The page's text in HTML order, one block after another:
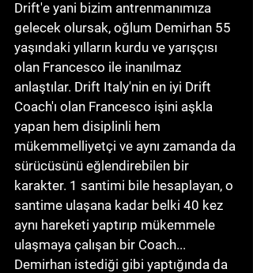
Drift'e yani bizim antrenmanımıza
gelecek olursak, oğlum Demirhan 55
yaşındaki yılların kurdu ve yarışçısı
olan Francesco ile inanılmaz
anlaştılar. Drift Italy'nin en iyi Drift
Coach'ı olan Francesco işini aşkla
yapan hem disiplinli hem
mükemmelliyetçi ve aynı zamanda da
sürücüsünü eğlendirebilen bir
karakter. 1 santimi bile hesaplayan, o
santime ulaşana kadar belki 40 kez
aynı hareketi yaptırıp mükemmele
ulaşmaya çalışan bir Coach...
Demirhan istediği gibi yaptığında da